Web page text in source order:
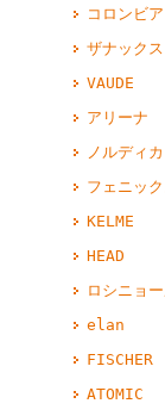
コロンビア
ザナックス
VAUDE
アリーナ
ノルディカ
フェニッ
KELME
HEAD
ロシニョ
elan
FISCHER
ATOMIC